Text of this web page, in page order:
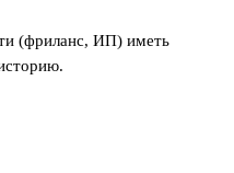
(фриланс, ИП) иметь